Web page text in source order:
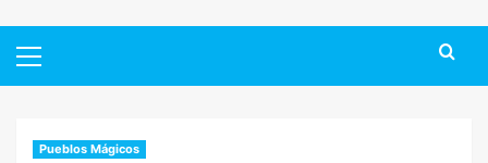
Menu
Pueblos Mágicos